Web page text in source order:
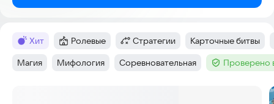
Метка
хит Категория:
Ролевые Категория:
Стратегии Тег:
Карточные битвы
Тег:
Магия Тег:
Мифология Тег:
Соревновательная Тег :Проверено